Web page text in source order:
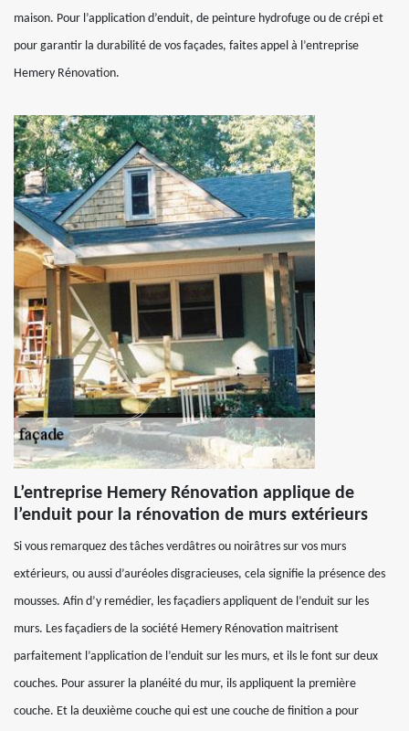
maison. Pour l’application d’enduit, de peinture hydrofuge ou de crépi et
pour garantir la durabilité de vos façades, faites appel à l’entreprise
Hemery Rénovation.
L’entreprise Hemery Rénovation applique de
l’enduit pour la rénovation de murs extérieurs
Si vous remarquez des tâches verdâtres ou noirâtres sur vos murs
extérieurs, ou aussi d’auréoles disgracieuses, cela signifie la présence des
mousses. Afin d’y remédier, les façadiers appliquent de l’enduit sur les
murs. Les façadiers de la société Hemery Rénovation maitrisent
parfaitement l’application de l’enduit sur les murs, et ils le font sur deux
couches. Pour assurer la planéité du mur, ils appliquent la première
couche. Et la deuxième couche qui est une couche de finition a pour